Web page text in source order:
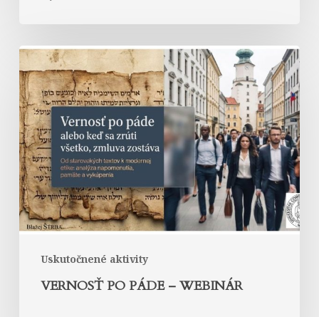
Uskutočnené aktivity
Vernosť
po
páde
–
webinár
VERNOSŤ PO PÁDE – WEBINÁR